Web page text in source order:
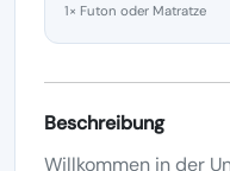
1× Futon oder Matratze
Beschreibung
Willkommen in der